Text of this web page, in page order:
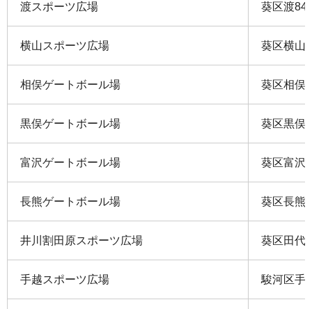
渡スポーツ広場 葵区渡
横山スポーツ広場 葵区横山
相俣ゲートボール場 葵区相俣
黒俣ゲートボール場 葵区黒俣
富沢ゲートボール場 葵区富沢
長熊ゲートボール場 葵区長熊
井川割田原スポーツ広場 葵区田代
手越スポーツ広場 駿河区手